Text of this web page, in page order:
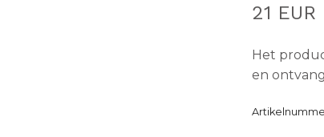
21 EUR
Het
en